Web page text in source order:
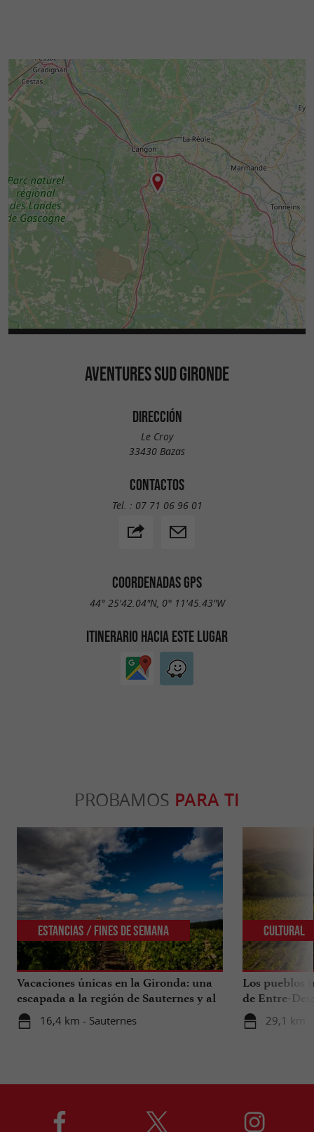
AVENTURES SUD GIRONDE
DIRECCIÓN
Le Croy
33430 Bazas
CONTACTOS
Tel. : 07 71 06 96 01
COORDENADAS GPS
44° 25'42.04"N, 0° 11'45.43"W
ITINERARIO HACIA ESTE LUGAR
PROBAMOS PARA TI
Vacaciones únicas en la Gironda: una
escapada a la región de Sauternes y al
sur de la Gironda
16,4 km - Sauternes
Estancias / Fines de Semana
Los pueblos
de Entre-
29,1 km -
Cultural